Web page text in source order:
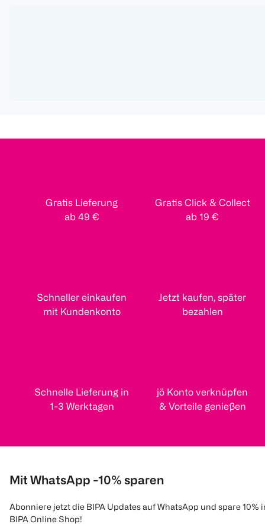
Gratis Lieferung
ab 49 €
Gratis Click & Collect
ab 19 €
Schneller einkaufen
mit Kundenkonto
Jetzt kaufen, später
bezahlen
Schnelle Lieferung in
1-3 Werktagen
jö Konto verknüpfen
& Vorteile genießen
Mit WhatsApp -10% sparen
Abonniere jetzt die BIPA Updates auf WhatsApp und spare 10%
BIPA Online Shop!